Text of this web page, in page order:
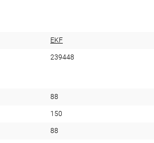
EKF
239448
88
150
88